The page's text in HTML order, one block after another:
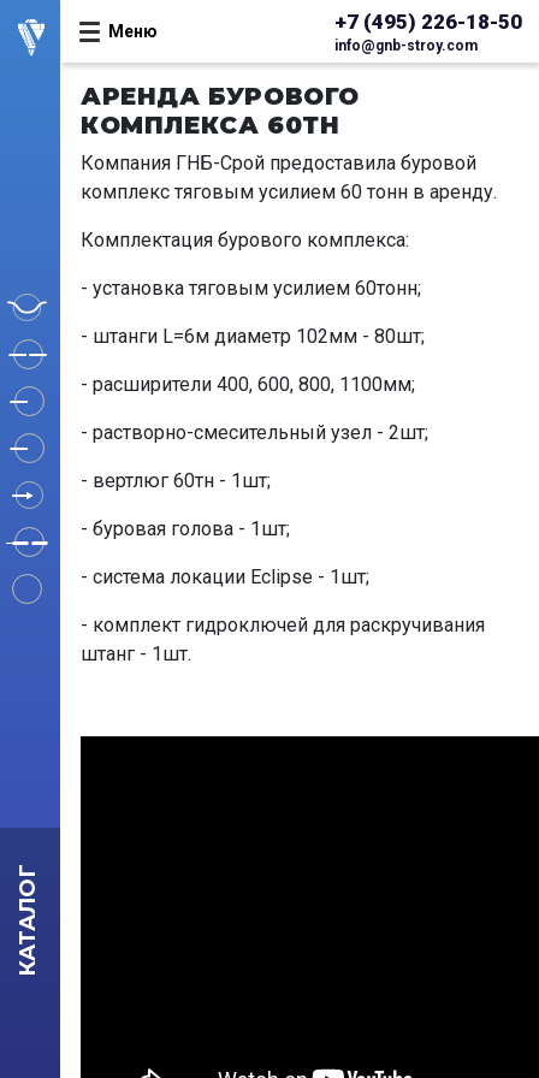
КАТАЛОГ
Меню +7 (495) 226-18-50
info@gnb-stroy.com
АРЕНДА БУРОВОГО
КОМПЛЕКСА 60ТН
Компания ГНБ-Срой предоставила буровой
комплекс тяговым усилием 60 тонн в аренду.
Комплектация бурового комплекса:
- установка тяговым усилием 60тонн;
- штанги L=6м диаметр 102мм - 80шт;
- расширители 400, 600, 800, 1100мм;
- растворно-смесительный узел - 2шт;
- вертлюг 60тн - 1шт;
- буровая голова - 1шт;
- система локации Eclipse - 1шт;
- комплект гидроключей для раскручивания
штанг - 1шт.